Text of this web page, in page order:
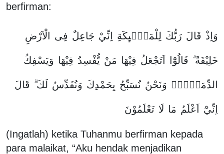
berfirman:
وَاِذْ قَالَ رَبُّكَ لِلْمَلٰۤىِٕكَةِ اِنِّيْ جَاعِلٌ فِى الْاَرْضِ
خَلِيْفَةً ۗ قَالُوْٓا اَتَجْعَلُ فِيْهَا مَنْ يُّفْسِدُ فِيْهَا وَيَسْفِكُ
الدِّمَاۤءَۚ وَنَحْنُ نُسَبِّحُ بِحَمْدِكَ وَنُقَدِّسُ لَكَ ۗ قَالَ
اِنِّيْٓ اَعْلَمُ مَا لَا تَعْلَمُوْنَ
(Ingatlah) ketika Tuhanmu berfirman kepada
para malaikat, “Aku hendak menjadikan